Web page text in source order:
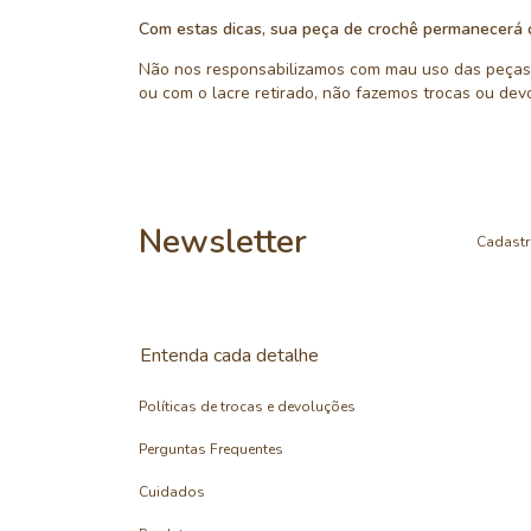
Com estas dicas, sua peça de crochê
Não nos responsabilizamos com mau uso das
ou com o lacre retirado, não fazemos trocas ou
Newsletter
Entenda cada detalhe
Políticas de trocas e devoluções
Perguntas Frequentes
Cuidados